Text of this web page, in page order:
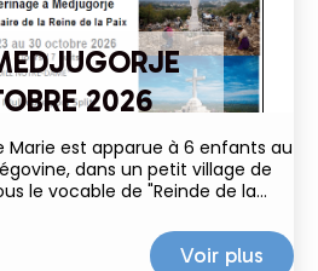
2026
Marie est apparue à 6 enfants au
dans un petit village de
le vocable de "Reinde de la
Voir plus